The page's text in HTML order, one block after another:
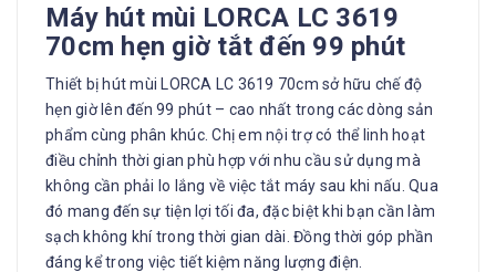
Máy hút mùi LORCA LC 3619
70cm hẹn giờ tắt đến 99 phút
Thiết bị hút mùi LORCA LC 3619 70cm sở hữu chế độ
hẹn giờ lên đến 99 phút – cao nhất trong các dòng sản
phẩm cùng phân khúc. Chị em nội trợ có thể linh hoạt
điều chỉnh thời gian phù hợp với nhu cầu sử dụng mà
không cần phải lo lắng về việc tắt máy sau khi nấu. Qua
đó mang đến sự tiện lợi tối đa, đặc biệt khi bạn cần làm
sạch không khí trong thời gian dài. Đồng thời góp phần
đáng kể trong việc tiết kiệm năng lượng điện.